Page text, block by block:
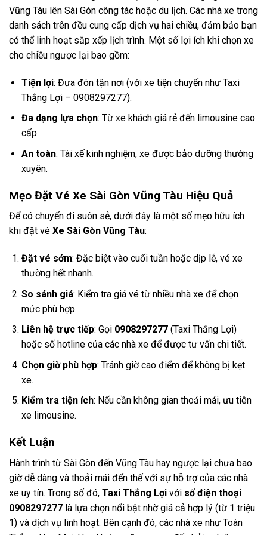
Vũng Tàu lên Sài Gòn công tác hoặc du lịch. Các nhà xe trong
danh sách trên đều cung cấp dịch vụ hai chiều, đảm bảo bạn
có thể linh hoạt sắp xếp lịch trình. Một số lợi ích khi chọn xe
cho chiều ngược lại bao gồm:
Tiện lợi: Đưa đón tận nơi (với xe tiện chuyến như Taxi
Thắng Lợi – 0908297277).
Đa dạng lựa chọn: Từ xe khách giá rẻ đến limousine cao
cấp.
An toàn: Tài xế kinh nghiệm, xe được bảo dưỡng thường
xuyên.
Mẹo Đặt Vé Xe Sài Gòn Vũng Tàu Hiệu Quả
Để có chuyến đi suôn sẻ, dưới đây là một số mẹo hữu ích
khi đặt vé Xe Sài Gòn Vũng Tàu:
Đặt vé sớm: Đặc biệt vào cuối tuần hoặc dịp lễ, vé xe
thường hết nhanh.
So sánh giá: Kiểm tra giá vé từ nhiều nhà xe để chọn
mức phù hợp.
Liên hệ trực tiếp: Gọi 0908297277(Taxi Thắng Lợi)
hoặc số hotline của các nhà xe để được tư vấn chi tiết.
Chọn giờ phù hợp: Tránh giờ cao điểm để không bị kẹt
xe.
Kiểm tra tiện ích: Nếu cần không gian thoải mái, ưu tiên
xe limousine.
Kết Luận
Hành trình từ Sài Gòn đến Vũng Tàu hay ngược lại chưa bao
giờ dễ dàng và thoải mái đến thế với sự hỗ trợ của các nhà
xe uy tín. Trong số đó, Taxi Thắng Lợi với số điện thoại
0908297277 là lựa chọn nổi bật nhờ giá cả hợp lý (từ 1 triệu
1) và dịch vụ linh hoạt. Bên cạnh đó, các nhà xe như Toàn